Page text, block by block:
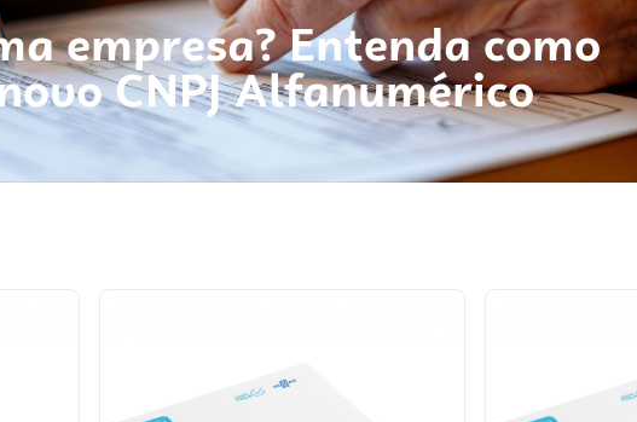
empresa? Entenda como
CNPJ Alfanumérico